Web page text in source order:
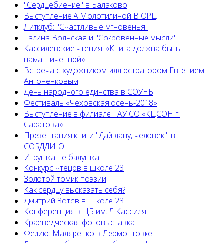
"Сердцебиение" в Балаково
Выступление А.Молотилиной В ОРЦ
Литклуб: "Счастливые мгновенья"
Галина Вольская и "Сокровенные мысли"
Кассилевские чтения: «Книга должна быть
намагниченной».
Встреча с художником-иллюстратором Евгением
Антоненковым
День народного единства в СОУНБ
Фестиваль «Чеховская осень-2018»
Выступление в филиале ГАУ СО «КЦСОН г.
Саратова»
Презентация книги "Дай лапу, человек!" в
СОБДДИЮ
Игрушка не балушка
Конкурс чтецов в школе 23
Золотой томик поэзии
Как сердцу высказать себя?
Дмитрий Зотов в Школе 23
Конференция в ЦБ им. Л.Кассиля
Краеведческая фотовыставка
Феликс Маляренко в Лермонтовке